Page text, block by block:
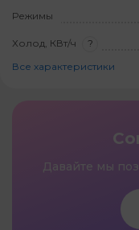
Режимы
Холод, КВт/ч ?
Все характеристики
Давайте мы